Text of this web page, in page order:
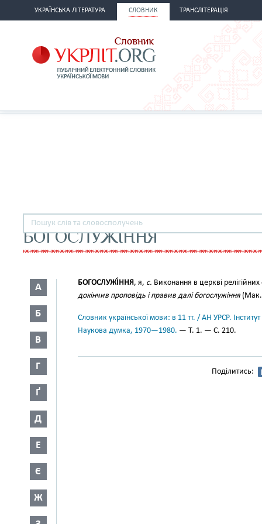
УКРАЇНСЬКА ЛІТЕРАТУРА СЛОВНИК ТРАНСЛІТЕРАЦІЯ
БОГОСЛУЖІННЯ
А
Б
В
Г
Ґ
Д
Е
Є
Ж
БОГОСЛУЖІ́ННЯ, я, с. Виконання в церкві
докінчив проповідь і правив далі богослужіння
Словник української мови: в 11 тт. / АН УРСР.
Наукова думка, 1970—1980. — Т. 1. — С. 210.
Поділитись: